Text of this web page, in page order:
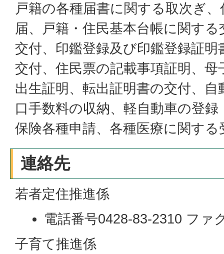
戸籍の各種届書に関する取次ぎ
届、戸籍・住民基本台帳に関す
交付、印鑑登録及び印鑑登録証
交付、住民票の記載事項証明、
出生証明、転出証明書の交付、自
口手数料の収納、軽自動車の登
保険各種申請、各種医療に関する
連絡先
若者定住推進係
電話番号0428-83-2310 ファ
子育て推進係